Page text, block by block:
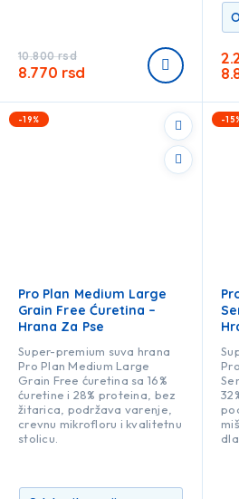
10.800rsd
8.770 rsd
-19%
Pro Plan Medium Large
Grain Free Ćuretina –
Hrana Za Pse
Super-premium suva hrana
Pro Plan Medium Large
Grain Free ćuretina sa 16%
ćuretine i 28% proteina, bez
žitarica, podržava varenje,
crevnu mikrofloru i kvalitetnu
stolicu.
-